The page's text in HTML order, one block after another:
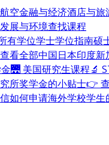
空金融与经济酒店与旅
展与环境查找课程
有学位学士学位指南硕
查看全部中国日本印度新
🌉 美国研究生课程🔬
所奖学金的小贴士👉
如何申请海外学校学生